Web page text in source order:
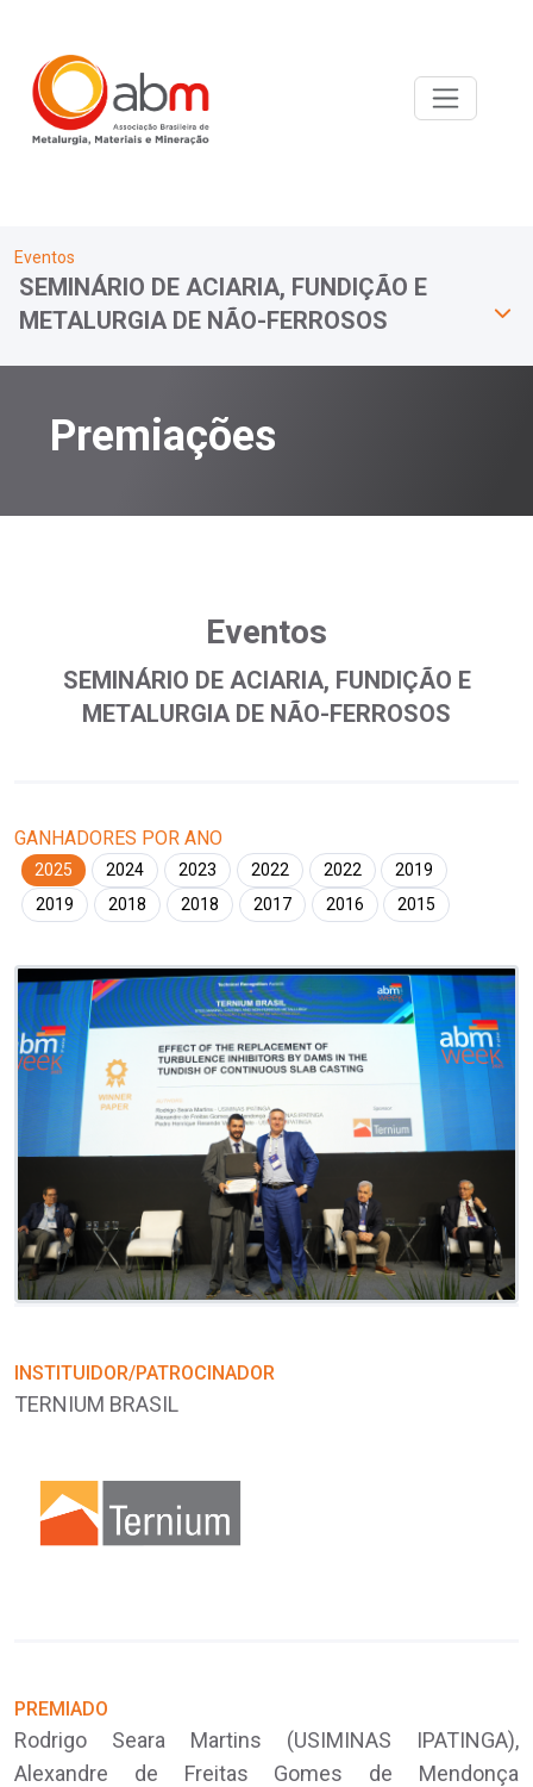
Eventos
SEMINÁRIO DE ACIARIA, FUNDIÇÃO E
METALURGIA DE NÃO-FERROSOS
Premiações
Eventos
SEMINÁRIO DE ACIARIA, FUNDIÇÃO E
METALURGIA DE NÃO-FERROSOS
GANHADORES POR ANO
2025 2024 2023 2022 2022
2019
2019
2018 2018 2017 2016 2015
INSTITUIDOR/PATROCINADOR
TERNIUM BRASIL
PREMIADO
Rodrigo Seara Martins (USIMINAS IPATINGA),
Alexandre de Freitas Gomes de Mendonça